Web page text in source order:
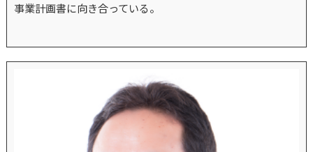
事業計画書に向き合っている。